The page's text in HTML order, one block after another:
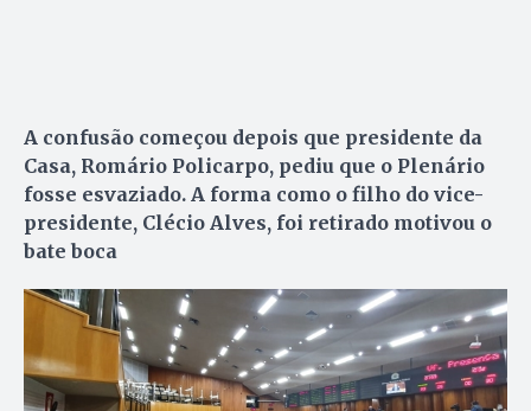
A confusão começou depois que presidente da
Casa, Romário Policarpo, pediu que o Plenário
fosse esvaziado. A forma como o filho do vice-
presidente, Clécio Alves, foi retirado motivou o
bate boca